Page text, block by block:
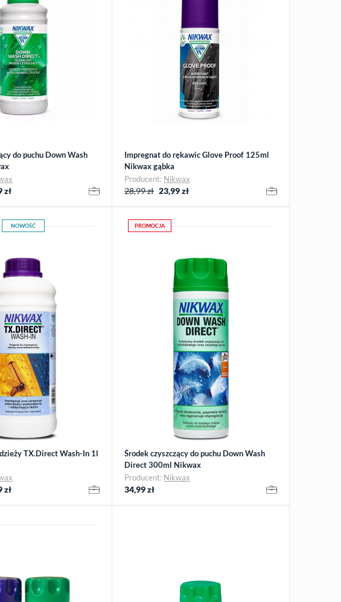
do puchu Down Wash
zł
Impregnat do rękawic Glove Proof 125ml
Nikwax gąbka
Producent: Nikwax
28,99 zł 23,99zł
NOWOŚĆ
TX.Direct Wash-In 1l
zł
PROMOCJA
Środek czyszczący do puchu Down Wash
Direct 300ml Nikwax
Producent: Nikwax
34,99zł